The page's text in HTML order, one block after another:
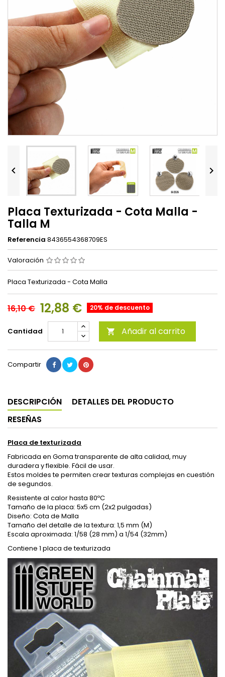
 
Placa Texturizada - Cota Malla -
Talla M
Referencia 8436554368709ES
Valoración
Placa Texturizada - Cota Malla
16,10 € 12,88 € 20% de descuento
Cantidad  Añadir al carrito
Compartir
DESCRIPCIÓN
DETALLES DEL PRODUCTO
RESEÑAS
Placa de texturizada
Fabricada en Goma transparente de alta calidad, muy
duradera y flexible. Fácil de usar.
Estos moldes te permiten crear texturas complejas en cuestión
de segundos.
Resistente al calor hasta 80ºC
Tamaño de la placa: 5x5 cm (2x2 pulgadas)
Diseño: Cota de Malla
Tamaño del detalle de la textura: 1,5 mm (M)
Escala aproximada: 1/58 (28 mm) a 1/54 (32mm)
Contiene 1 placa de texturizada